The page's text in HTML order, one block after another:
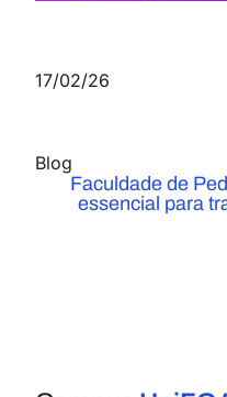
17/02/26
Blog
Faculdade de
essencial para